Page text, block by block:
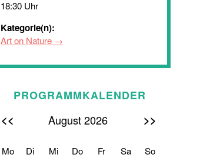
18:30 Uhr
Kategorie(n):
Art on Nature
PROGRAMMKALENDER
<< August 2026 >>
Mo Di Mi Do Fr Sa So